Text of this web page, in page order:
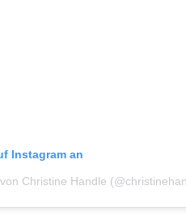
Instagram an
Christine Handle